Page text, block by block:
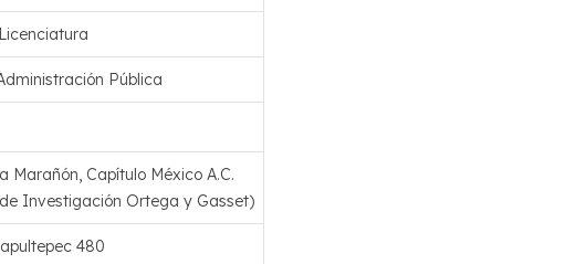
Licenciatura
Pública
Marañón, Capítulo México A.C.
Investigación Ortega y Gasset)
480